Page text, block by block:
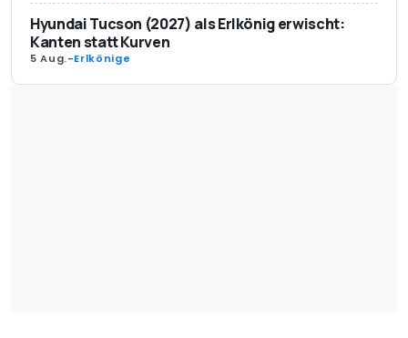
Hyundai Tucson (2027) als Erlkönig erwischt:
Kanten statt Kurven
5 Aug.-Erlkönige